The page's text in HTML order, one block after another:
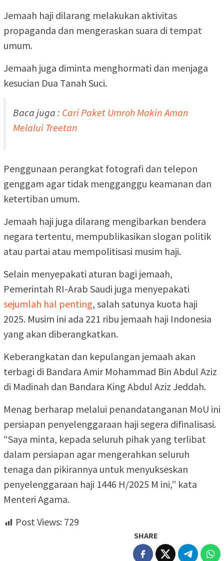
Jemaah haji dilarang melakukan aktivitas
propaganda dan mengeraskan suara di tempat
umum.
Jemaah juga diminta menghormati dan menjaga
kesucian Dua Tanah Suci.
Baca juga : Cari Paket Umroh Makin Aman
Melalui Treetan
Penggunaan perangkat fotografi dan telepon
genggam agar tidak mengganggu keamanan dan
ketertiban umum.
Jemaah haji juga dilarang mengibarkan bendera
negara tertentu, mempublikasikan slogan politik
atau partai atau mempolitisasi musim haji.
Selain menyepakati aturan bagi jemaah,
Pemerintah RI-Arab Saudi juga menyepakati
sejumlah hal penting, salah satunya kuota haji
2025. Musim ini ada 221 ribu jemaah haji Indonesia
yang akan diberangkatkan.
Keberangkatan dan kepulangan jemaah akan
terbagi di Bandara Amir Mohammad Bin Abdul Aziz
di Madinah dan Bandara King Abdul Aziz Jeddah.
Menag berharap melalui penandatanganan MoU ini
persiapan penyelenggaraan haji segera difinalisasi.
“Saya minta, kepada seluruh pihak yang terlibat
dalam persiapan agar mengerahkan seluruh
tenaga dan pikirannya untuk menyukseskan
penyelenggaraan haji 1446 H/2025 M ini,” kata
Menteri Agama.
Post Views: 729
SHARE